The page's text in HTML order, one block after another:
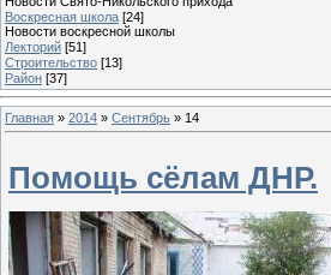
Воскресная школа [24]
Новости воскресной школы
Лекторий [51]
Строительство [13]
Район [37]
Главная » 2014 » Сентябрь » 14
Помощь сёлам ДНР.